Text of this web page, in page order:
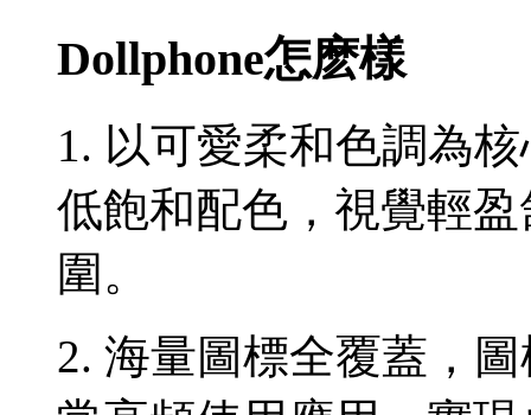
Dollphone怎麽樣
1. 以可愛柔和色調為
低飽和配色，視覺輕
圍。
2. 海量圖標全覆蓋，